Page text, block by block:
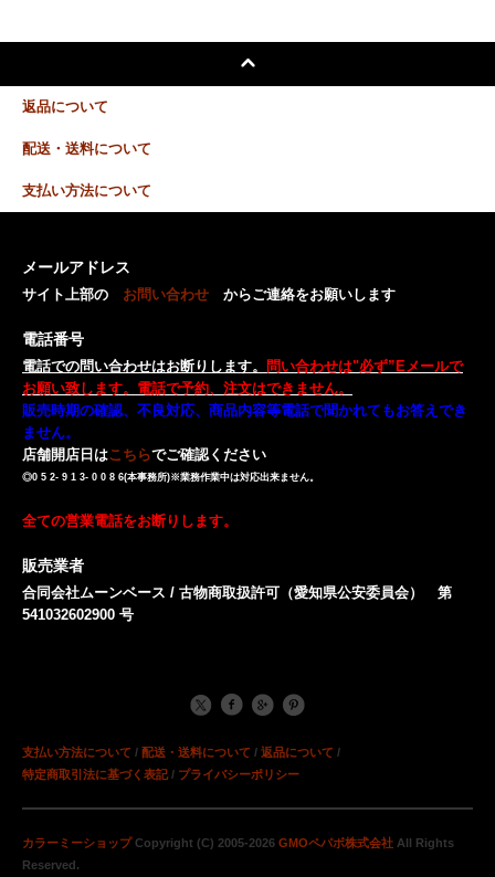
返品について
配送・送料について
支払い方法について
メールアドレス
サイト上部の お問い合わせ からご連絡をお願いします
電話番号
電話での問い合わせはお断りします。
問い合わせは"必ず”Eメールで
お願い致します。電話で予約、注文はできません。
販売時期の確認、不良対応、商品内容等電話で聞かれてもお答えでき
ません。
店舗開店日はこちらでご確認ください
◎0 5 2- 9 1 3- 0 0 8 6(本事務所)※業務作業中は対応出来ません。
全ての営業電話をお断りします。
販売業者
合同会社ムーンベース / 古物商取扱許可（愛知県公安委員会） 第
541032602900 号
支払い方法について / 配送・送料について / 返品について /
特定商取引法に基づく表記/ プライバシーポリシー
カラーミーショップCopyright (C) 2005-2026 GMOペパボ株式会社 All Rights
Reserved.